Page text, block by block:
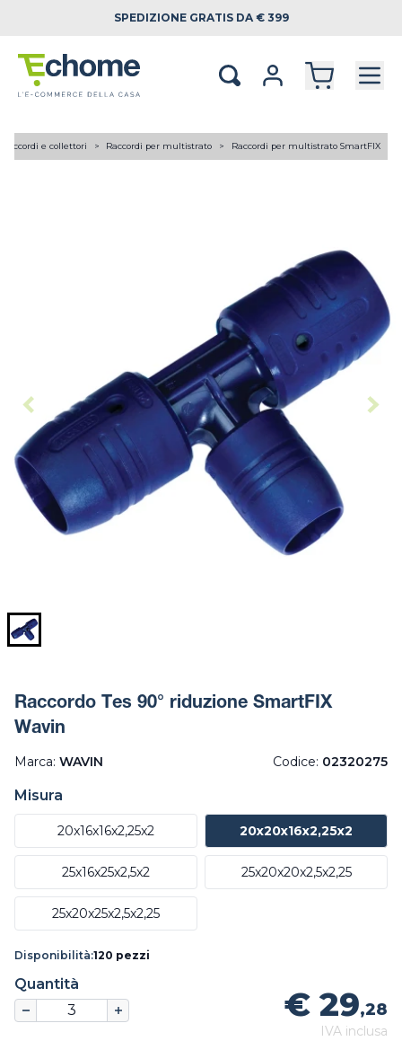
SPEDIZIONE GRATIS DA € 399
Raccordi e collettori Raccordi per multistrato Raccordi per multistrato SmartFIX
Raccordo Tes 90° riduzione SmartFIX
Wavin
Marca: WAVIN Codice: 02320275
Misura
20x16x16x2,25x2 20x20x16x2,25x2
25x16x25x2,5x2 25x20x20x2,5x2,25
25x20x25x2,5x2,25
Disponibilità:120 pezzi
Quantità
€ 29,28
IVA inclusa